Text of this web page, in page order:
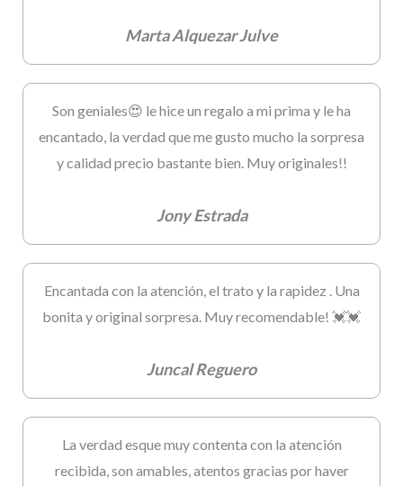
Marta Alquezar Julve
Son geniales😍 le hice un regalo a mi prima y le ha
encantado, la verdad que me gusto mucho la sorpresa
y calidad precio bastante bien. Muy originales!!
Jony Estrada
Encantada con la atención, el trato y la rapidez . Una
bonita y original sorpresa. Muy recomendable! 💓💓
Juncal Reguero
La verdad esque muy contenta con la atención
recibida, son amables, atentos gracias por haver